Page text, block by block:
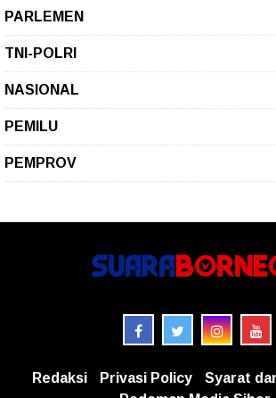
PARLEMEN
TNI-POLRI
NASIONAL
PEMILU
PEMPROV
Redaksi Privasi Policy
Syarat